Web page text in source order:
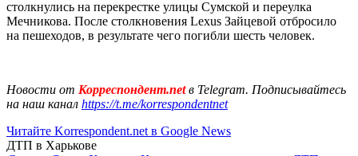
столкнулись на перекрестке улицы Сумской и переулка
Мечникова. После столкновения Lexus Зайцевой отбросило
на пешеходов, в результате чего погибли шесть человек.
Новости от Корреспондент.netв Telegram. Подписывайтесь
на наш канал https://t.me/korrespondentnet
Читайте Korrespondent.net в Google News
ДТП в Харькове